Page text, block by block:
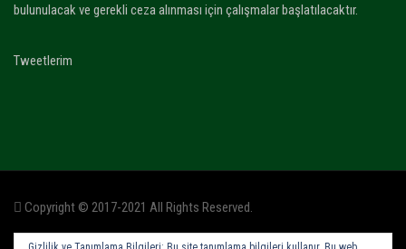
bulunulacak ve gerekli ceza alınması için çalışmalar başlatılacaktır.
Tweetlerim
Copyright © 2017-2021 All Rights Reserved.